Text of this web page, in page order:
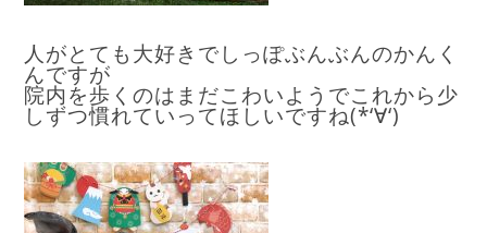
人がとても大好きでしっぽぶんぶんのかんく
んですが
院内を歩くのはまだこわいようでこれから少
しずつ慣れていってほしいですね(*‘∀‘)